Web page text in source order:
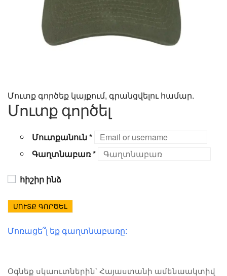
Մուտք գործեք կայքում, գրանցվելու համար.
Մուտք գործել
Մուտքանուն*
Գաղտնաբառ*
հիշիր ինձ
ՄՈՒՏՔ ԳՈՐԾԵԼ
Մոռացե՞լ եք գաղտնաբառը:
Օգնեք սկաուտներին՝ Հայաստանի ամենաակտիվ